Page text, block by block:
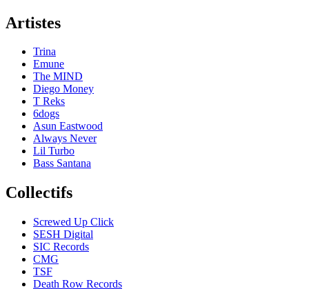
Artistes
Trina
Emune
The MIND
Diego Money
T Reks
6dogs
Asun Eastwood
Always Never
Lil Turbo
Bass Santana
Collectifs
Screwed Up Click
SESH Digital
SIC Records
CMG
TSF
Death Row Records